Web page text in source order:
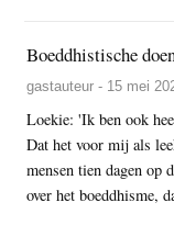
Boeddhistische
gastauteur - 15 mei
Loekie: 'Ik ben ook
Dat het voor mij als
mensen tien dagen op
over het boeddhisme,